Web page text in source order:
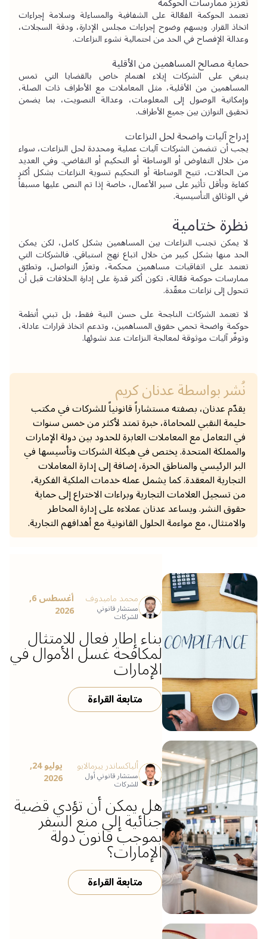
وعدالة الإفصاح في الحد من احتمالية نشوء النزاعات.
حماية مصالح المساهمين من الأقلية
تحقيق التوازن بين جميع الأطراف.
إدراج آليات واضحة لحل النزاعات
من الحالات، تتيح الوساطة أو التحكيم تسوية النزاعات بشكل أكثر
في الوثائق التأسيسية.
نظرة ختامية
تتحول إلى نزاعات معقّدة.
وتوفّر آليات موثوقة لمعالجة النزاعات عند نشوئها.
نُشر بواسطةعدنان كريم
يقدّم عدنان، بصفته مستشاراً قانونياً للشركات في مكتب
حليمة النقبي للمحاماة، خبرة تمتد لأكثر من خمس سنوات
في التعامل مع المعاملات العابرة للحدود بين دولة الإمارات
والمملكة المتحدة. يختص في هيكلة الشركات وتأسيسها في
البر الرئيسي والمناطق الحرة، إضافة إلى إدارة المعاملات
التجارية المعقدة. كما يشمل عمله خدمات الملكية الفكرية،
من تسجيل العلامات التجارية وبراءات الاختراع إلى حماية
حقوق النشر. ويساعد عدنان عملاءه على إدارة المخاطر
والامتثال، مع مواءمة الحلول القانونية مع أهدافهم التجارية.
محمد ماميدوف
مستشار قانوني
للشركات
أغسطس 6,
2026
بناء إطار فعال للامتثال
لمكافحة غسل الأموال في
الإمارات
متابعة القراءة
ألياكساندر ييرمالايو
مستشار قانوني أول
للشركات
يوليو 24,
2026
هل يمكن أن تؤدي قضية
جنائية إلى منع السفر
بموجب قانون دولة
الإمارات؟
متابعة القراءة